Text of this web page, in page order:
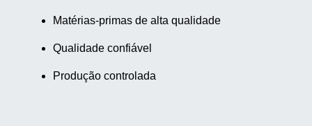
Matérias-primas de alta qualidade
Qualidade confiável
Produção controlada